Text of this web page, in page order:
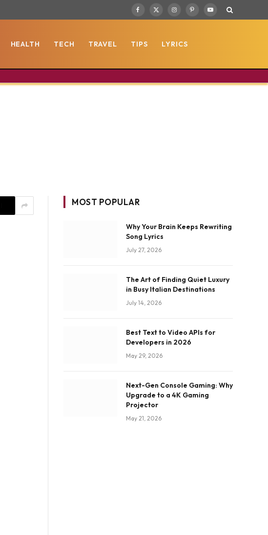
Facebook
X
InstagramPinterestYouTube
HEALTH TECH TRAVEL TIPS LYRICS
MOST POPULAR
Why Your Brain Keeps Rewriting
Song Lyrics
July 27, 2026
The Art of Finding Quiet Luxury
in Busy Italian Destinations
July 14, 2026
Best Text to Video APIs for
Developers in 2026
May 29, 2026
Next-Gen Console Gaming: Why
Upgrade to a 4K Gaming
Projector
May 21, 2026